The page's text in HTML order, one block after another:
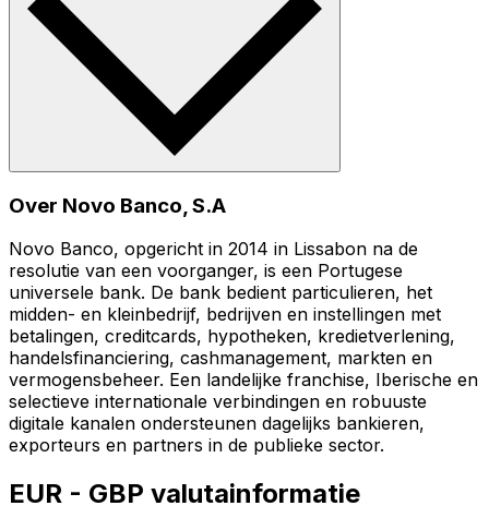
Over Novo Banco, S.A
Novo Banco, opgericht in 2014 in Lissabon na de
resolutie van een voorganger, is een Portugese
universele bank. De bank bedient particulieren, het
midden- en kleinbedrijf, bedrijven en instellingen met
betalingen, creditcards, hypotheken, kredietverlening,
handelsfinanciering, cashmanagement, markten en
vermogensbeheer. Een landelijke franchise, Iberische en
selectieve internationale verbindingen en robuuste
digitale kanalen ondersteunen dagelijks bankieren,
exporteurs en partners in de publieke sector.
EUR - GBP valutainformatie